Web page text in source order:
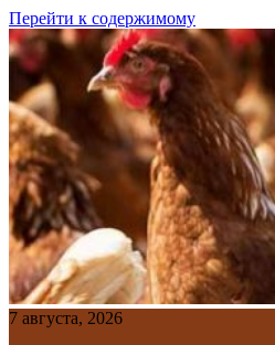
Перейти к содержимому
7 августа, 2026